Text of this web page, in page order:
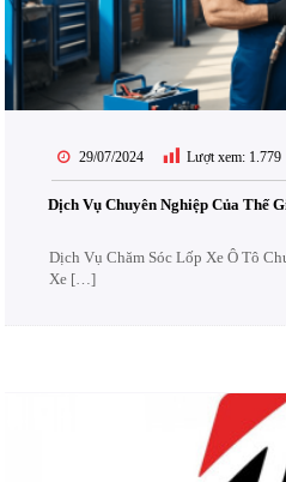
29/07/2024 Lượt xem: 1.779
Dịch Vụ Chuyên Nghiệp Của Thế
Dịch Vụ Chăm Sóc Lốp Xe Ô Tô
Xe […]